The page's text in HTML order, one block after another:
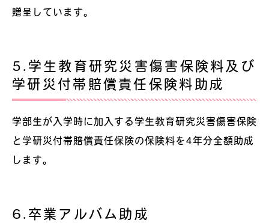
贈呈しています。
5.学生教育研究災害傷害保険料及び
学研災付帯賠償責任保険料助成
学部生が入学時に加入する学生教育研究災害傷害保険
と学研災付帯賠償責任保険の保険料を4年分全額助成
します。
6.卒業アルバム助成